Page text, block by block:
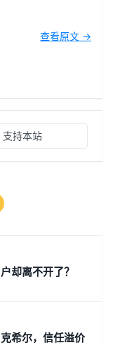
查看原文 →
支持本站
却离不开了？
希尔，信任溢价